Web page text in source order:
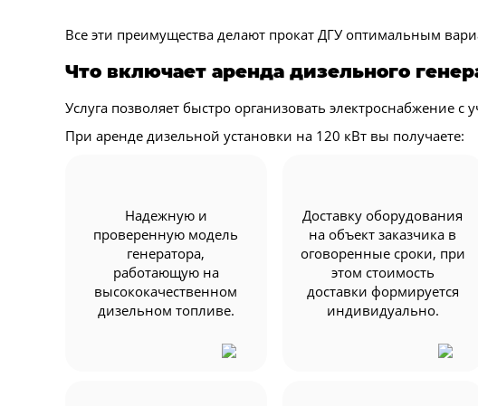
Все эти преимущества делают прокат ДГУ оптимальным
Что включает аренда дизельного
Услуга позволяет быстро организовать электроснабжение
При аренде дизельной установки на 120 кВт вы получаете:
Надежную и
проверенную модель
генератора,
работающую на
высококачественном
дизельном топливе.
Доставку оборудования
на объект заказчика в
оговоренные сроки, при
этом стоимость
доставки формируется
индивидуально.